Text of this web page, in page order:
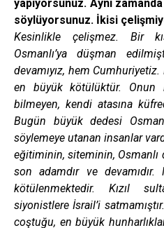
yapıyorsunuz. Aynı
söylüyorsunuz. İkisi
Kesinlikle çelişmez. Bir
Osmanlı’ya düşman
devamıyız, hem Cumhuriyetiz.
en büyük kötülüktür.
bilmeyen, kendi atasına
Bugün büyük dedesi
söylemeye utanan insanlar
eğitiminin, siteminin, Osmanlı
son adamdır ve
kötülenmektedir. Kızıl
siyonistlere İsrail’i
coştuğu, en büyük